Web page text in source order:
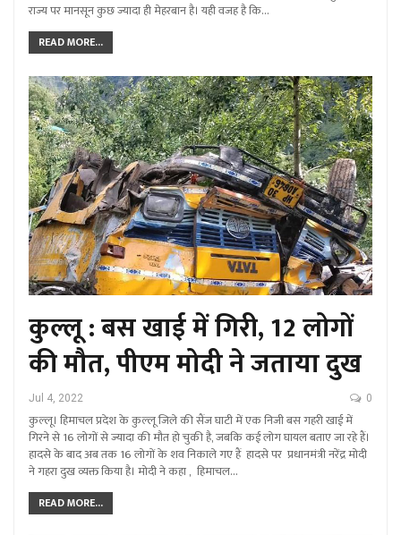
राज्य पर मानसून कुछ ज्यादा ही मेहरबान है। यही वजह है कि…
READ MORE...
कुल्लू : बस खाई में गिरी, 12 लोगों
की मौत, पीएम मोदी ने जताया दुख
Jul 4, 2022 0
कुल्लू। हिमाचल प्रदेश के कुल्लू जिले की सैंज घाटी में एक निजी बस गहरी खाई में
गिरने से 16 लोगों से ज्यादा की मौत हो चुकी है, जबकि कई लोग घायल बताए जा रहे हैं।
हादसे के बाद अब तक 16 लोगों के शव निकाले गए हैं हादसे पर प्रधानमंत्री नरेंद्र मोदी
ने गहरा दुख व्यक्त किया है। मोदी ने कहा , हिमाचल…
READ MORE...